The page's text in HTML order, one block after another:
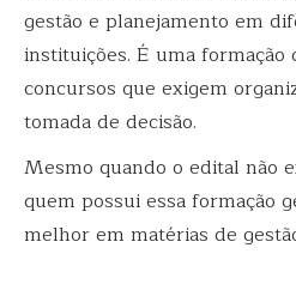
gestão e planejamento em
instituições. É uma formação
concursos que exigem
tomada de decisão.
Mesmo quando o edital não
quem possui essa formação
melhor em matérias de